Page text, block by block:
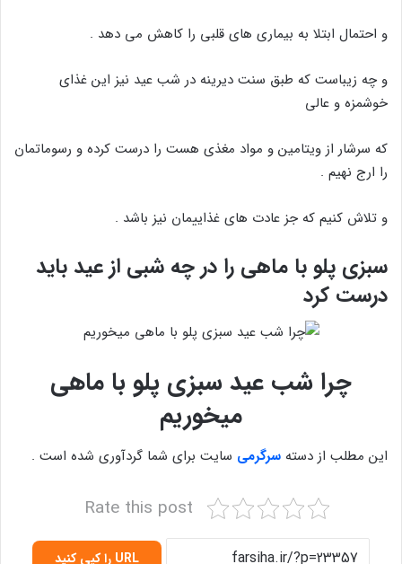
و احتمال ابتلا به بیماری های قلبی را کاهش می دهد .
و چه زیباست که طبق سنت دیرینه در شب عید نیز این غذای
خوشمزه و عالی
که سرشار از ویتامین و مواد مغذی هست را درست کرده و رسوماتمان
را ارج نهیم .
و تلاش کنیم که جز عادت های غذاییمان نیز باشد .
سبزی پلو با ماهی را در چه شبی از عید باید
درست کرد
چرا شب عید سبزی پلو با ماهی
میخوریم
این مطلب از دسته سرگرمی سایت برای شما گردآوری شده است .
Rate this post
URL را کپی کنید